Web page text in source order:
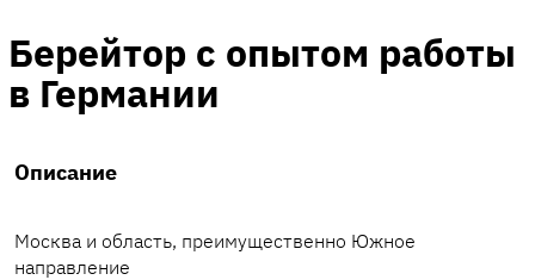
Берейтор с опытом работы
в Германии
Описание
Москва и область, преимущественно Южное
направление